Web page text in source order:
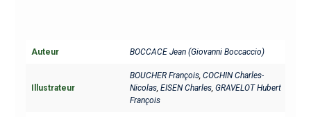
Auteur BOCCACE Jean (Giovanni Boccaccio)
Illustrateur
BOUCHER François, COCHIN Charles-
Nicolas, EISEN Charles, GRAVELOT Hubert
François